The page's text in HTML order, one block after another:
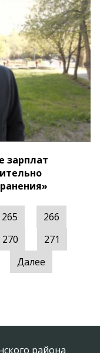
зарплат
265
266
270
271
Далее
района